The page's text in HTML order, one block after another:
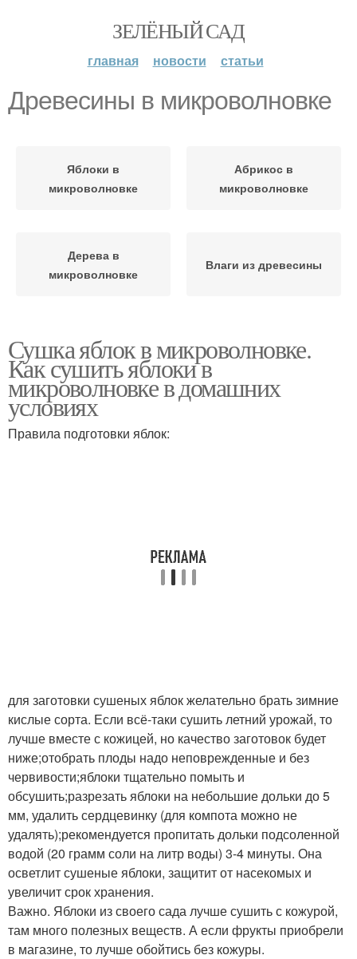
ЗЕЛЁНЫЙ САД
главная новости статьи
Древесины в микроволновке
Яблоки в
микроволновке
Абрикос в
микроволновке
Дерева в
микроволновке
Влаги из древесины
Сушка яблок в микроволновке.
Как сушить яблоки в
микроволновке в домашних
условиях
Правила подготовки яблок:
для заготовки сушеных яблок желательно брать зимние
кислые сорта. Если всё-таки сушить летний урожай, то
лучше вместе с кожицей, но качество заготовок будет
ниже;отобрать плоды надо неповрежденные и без
червивости;яблоки тщательно помыть и
обсушить;разрезать яблоки на небольшие дольки до 5
мм, удалить сердцевинку (для компота можно не
удалять);рекомендуется пропитать дольки подсоленной
водой (20 грамм соли на литр воды) 3-4 минуты. Она
осветлит сушеные яблоки, защитит от насекомых и
увеличит срок хранения.
Важно. Яблоки из своего сада лучше сушить с кожурой,
там много полезных веществ. А если фрукты приобрели
в магазине, то лучше обойтись без кожуры.